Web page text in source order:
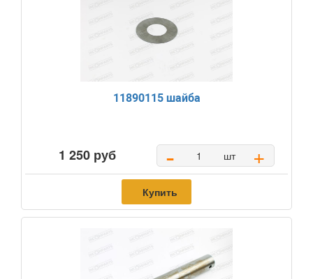
11890115 шайба
1 250 руб - шт +
Купить